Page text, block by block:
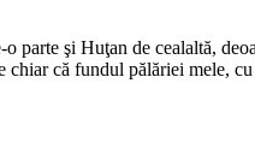
şi Huţan de cealaltă,
că fundul pălăriei mele,